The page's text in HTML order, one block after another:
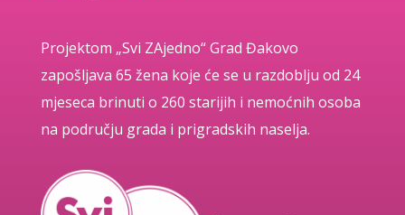
Projektom „Svi ZAjedno“ Grad Đakovo
zapošljava 65 žena koje će se u razdoblju od 24
mjeseca brinuti o 260 starijih i nemoćnih osoba
na području grada i prigradskih naselja.